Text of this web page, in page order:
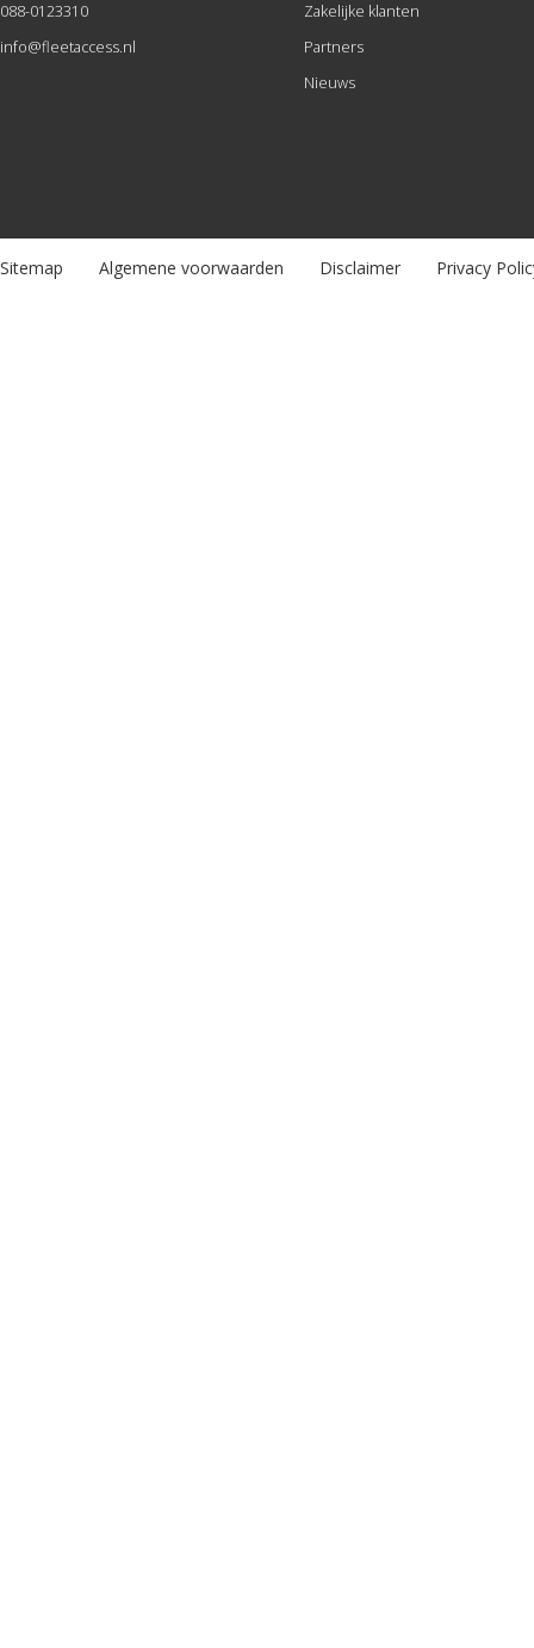
088-0123310
info@fleetaccess.nl
Zakelijke klanten
Partners
Nieuws
Sitemap Algemene voorwaarden Disclaimer Privacy